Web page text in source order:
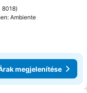
8018
Ambiente
megjelenítése